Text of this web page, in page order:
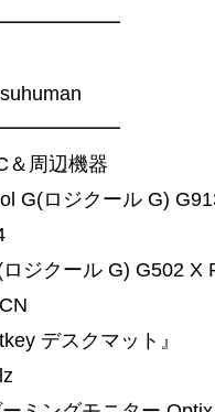
＆周辺機器
G(ロジクール G)
ジクール G) G502 X
デスクマット』